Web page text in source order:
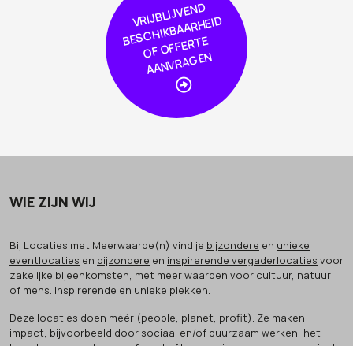
VRIJBLIJVE
N
D
BE
S
C
HIKBAAR
HEI
D
OF
OFFER
TE
AA
NVRA
GE
N
WIE ZIJN WIJ
Bij Locaties met Meerwaarde(n) vind je bijzondere en unieke
eventlocaties en bijzondere en inspirerende vergaderlocaties voor
zakelijke bijeenkomsten, met meer waarden voor cultuur, natuur
of mens. Inspirerende en unieke plekken.
Deze locaties doen méér (people, planet, profit). Ze maken
impact, bijvoorbeeld door sociaal en/of duurzaam werken, het